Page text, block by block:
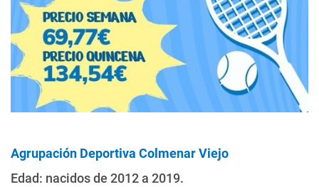
Agrupación Deportiva Colmenar Viejo
Edad: nacidos de 2012 a 2019.